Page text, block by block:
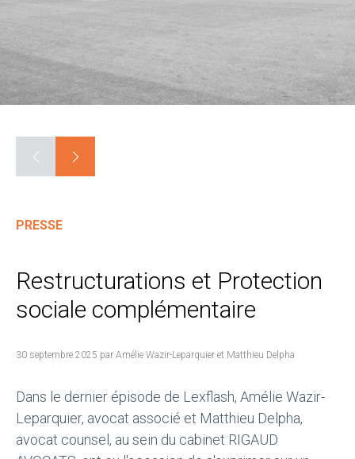
PRESSE
Restructurations et Protection
sociale complémentaire
30 septembre 2025 par Amélie Wazir-Leparquier et Matthieu Delpha
Dans le dernier épisode de Lexflash, Amélie Wazir-
Leparquier, avocat associé et Matthieu Delpha,
avocat counsel, au sein du cabinet RIGAUD